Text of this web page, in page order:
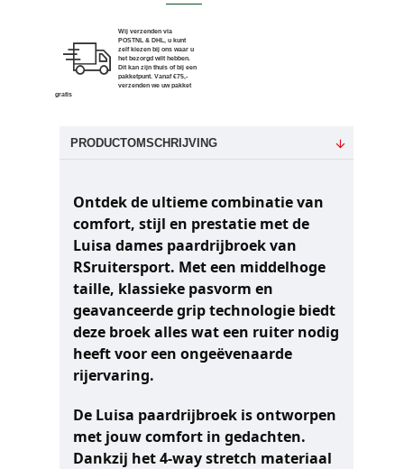
Wij verzenden via
POSTNL & DHL, u kunt
zelf kiezen bij ons waar u
het bezorgd wilt hebben.
Dit kan zijn thuis of bij een
pakketpunt. Vanaf €75,-
verzenden we uw pakket
gratis
PRODUCTOMSCHRIJVING
Ontdek de ultieme combinatie van
comfort, stijl en prestatie met de
Luisa dames paardrijbroek van
RSruitersport. Met een middelhoge
taille, klassieke pasvorm en
geavanceerde grip technologie biedt
deze broek alles wat een ruiter nodig
heeft voor een ongeëvenaarde
rijervaring.
De Luisa paardrijbroek is ontworpen
met jouw comfort in gedachten.
Dankzij het 4-way stretch materiaal